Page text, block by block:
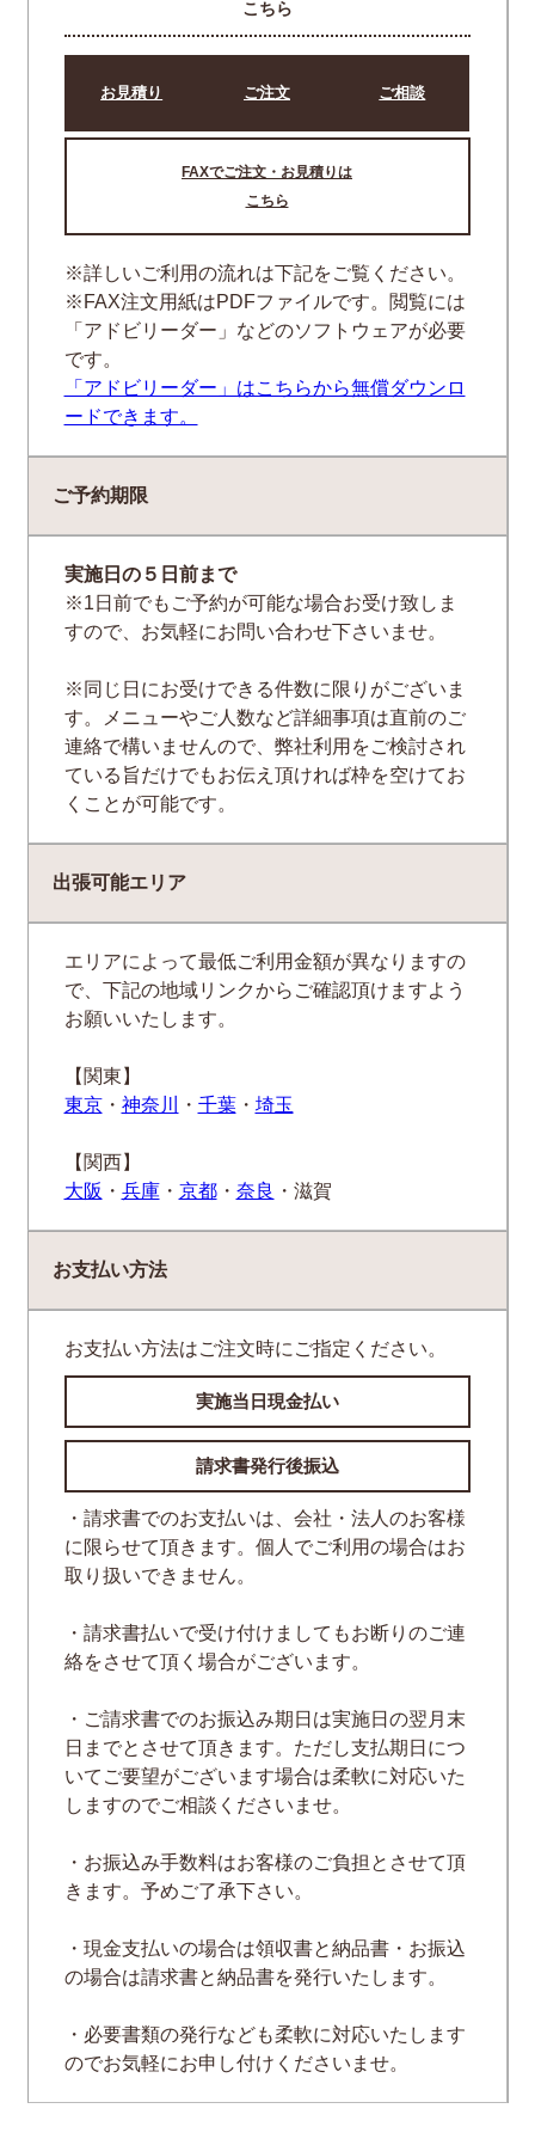
こちら
お見積り ご注文 ご相談
FAXでご注文・お見積りは
こちら
※詳しいご利用の流れは下記をご覧ください。
※FAX注文用紙はPDFファイルです。閲覧には
「アドビリーダー」などのソフトウェアが必要
です。
「アドビリーダー」はこちらから無償ダウンロ
ードできます。
ご予約期限
実施日の５日前まで
※1日前でもご予約が可能な場合お受け致しま
すので、お気軽にお問い合わせ下さいませ。
※同じ日にお受けできる件数に限りがございま
す。メニューやご人数など詳細事項は直前のご
連絡で構いませんので、弊社利用をご検討され
ている旨だけでもお伝え頂ければ枠を空けてお
くことが可能です。
出張可能エリア
エリアによって最低ご利用金額が異なりますの
で、下記の地域リンクからご確認頂けますよう
お願いいたします。
【関東】
東京・ 神奈川 ・ 千葉・ 埼玉
【関西】
大阪 ・ 兵庫・ 京都・ 奈良 ・滋賀
お支払い方法
お支払い方法はご注文時にご指定ください。
実施当日現金払い
請求書発行後振込
・請求書でのお支払いは、会社・法人のお客様
に限らせて頂きます。個人でご利用の場合はお
取り扱いできません。
・請求書払いで受け付けましてもお断りのご連
絡をさせて頂く場合がございます。
・ご請求書でのお振込み期日は実施日の翌月末
日までとさせて頂きます。ただし支払期日につ
いてご要望がございます場合は柔軟に対応いた
しますのでご相談くださいませ。
・お振込み手数料はお客様のご負担とさせて頂
きます。予めご了承下さい。
・現金支払いの場合は領収書と納品書・お振込
の場合は請求書と納品書を発行いたします。
・必要書類の発行なども柔軟に対応いたします
のでお気軽にお申し付けくださいませ。